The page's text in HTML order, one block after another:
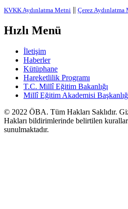
KVKK Aydınlatma Metni || Çerez Aydınlatma
Hızlı Menü
İletişim
Haberler
Kütüphane
Hareketlilik Programı
T.C. Millî Eğitim Bakanlığı
Millî Eğitim Akademisi
© 2022 ÖBA. Tüm Hakları Saklıdır.
Hakları bildirimlerinde belirtilen
sunulmaktadır.